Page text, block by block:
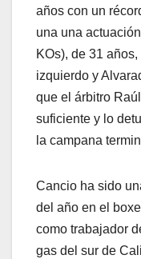
años con un
una una
KOs), de 31
izquierdo y
que el árbitro
suficiente y lo
la campana
Cancio ha sido
del año en el
como trabajador
gas del sur de